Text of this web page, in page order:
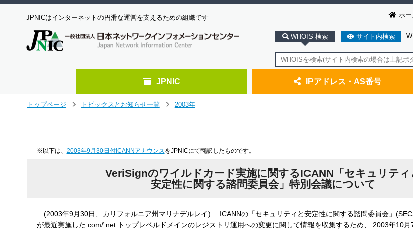
ホー
JPNICはインターネットの円滑な運営を支えるための組織です
WHOIS 検索 サイト内検索
JPNIC IPアドレス・AS番号
トップページ
トピックスとお知らせ一覧
2003年
※以下は、 2003年9月30日付ICANNアナウンスをJPNICにて翻訳したものです。
VeriSignのワイルドカード実施に関するICANN「セキュリティ
安定性に関する諮問委員会」特別会議について
(2003年9月30日、カリフォルニア州マリナデルレイ) ICANNの「セキュリティと安定性に関する諮問委員会」
が最近実施した.com/.net トップレベルドメインのレジストリ運用への変更に関して情報を収集するため、 2003年10